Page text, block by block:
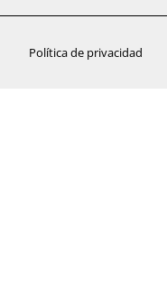
Política de privacidad